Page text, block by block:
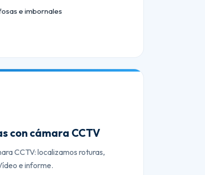
e imbornales
con cámara CCTV
CCTV: localizamos roturas,
e informe.